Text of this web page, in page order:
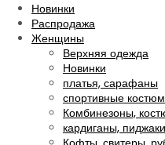
Новинки
Распродажа
Женщины
Верхняя одежда
Новинки
платья, сарафаны
спортивные
Комбинезоны,
кардиганы, пиджаки